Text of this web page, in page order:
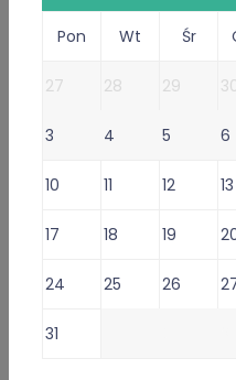
386 Opinie
Pon Wt Śr
27 28 29
3 4 5 6
10 11 12 13
17 18 19
24 25 26
31